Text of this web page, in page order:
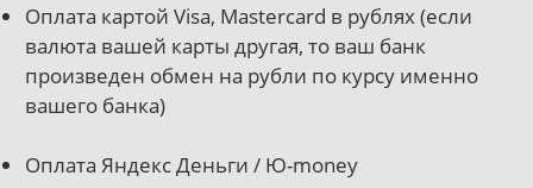
Оплата картой Visa, Mastercard в рублях (если
валюта вашей карты другая, то ваш банк
произведен обмен на рубли по курсу именно
вашего банка)
Оплата Яндекс Деньги / Ю-money